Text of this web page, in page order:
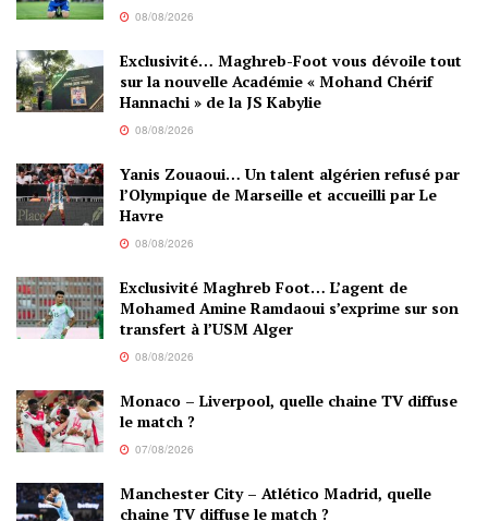
08/08/2026
Exclusivité… Maghreb-Foot vous dévoile tout
sur la nouvelle Académie « Mohand Chérif
Hannachi » de la JS Kabylie
08/08/2026
Yanis Zouaoui… Un talent algérien refusé par
l’Olympique de Marseille et accueilli par Le
Havre
08/08/2026
Exclusivité Maghreb Foot… L’agent de
Mohamed Amine Ramdaoui s’exprime sur son
transfert à l’USM Alger
08/08/2026
Monaco – Liverpool, quelle chaine TV diffuse
le match ?
07/08/2026
Manchester City – Atlético Madrid, quelle
chaine TV diffuse le match ?